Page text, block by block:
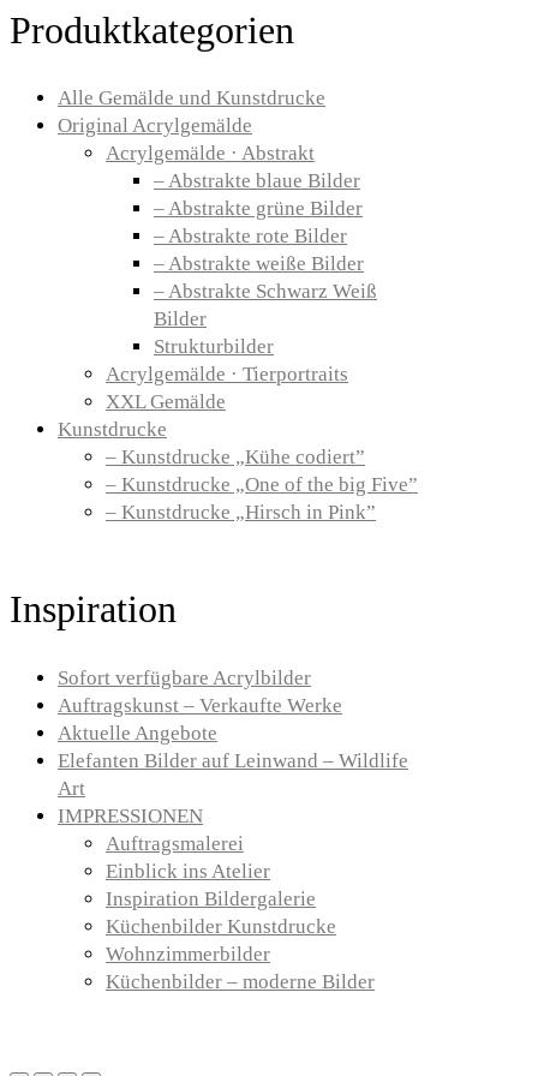
Produktkategorien
Alle Gemälde und Kunstdrucke
Original Acrylgemälde
Acrylgemälde · Abstrakt
– Abstrakte blaue Bilder
– Abstrakte grüne Bilder
– Abstrakte rote Bilder
– Abstrakte weiße Bilder
– Abstrakte Schwarz Weiß
Bilder
Strukturbilder
Acrylgemälde · Tierportraits
XXL Gemälde
Kunstdrucke
– Kunstdrucke „Kühe codiert”
– Kunstdrucke „One of the big Five”
– Kunstdrucke „Hirsch in Pink”
Inspiration
Sofort verfügbare Acrylbilder
Auftragskunst – Verkaufte Werke
Aktuelle Angebote
Elefanten Bilder auf Leinwand – Wildlife
Art
IMPRESSIONEN
Auftragsmalerei
Einblick ins Atelier
Inspiration Bildergalerie
Küchenbilder Kunstdrucke
Wohnzimmerbilder
Küchenbilder – moderne Bilder